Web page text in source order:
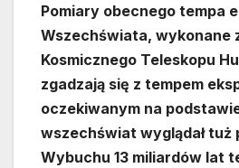
Pomiary obecnego tempa
Wszechświata, wykonane
Kosmicznego Teleskopu
zgadzają się z tempem
oczekiwanym na
wszechświat wyglądał tuż
Wybuchu 13 miliardów lat